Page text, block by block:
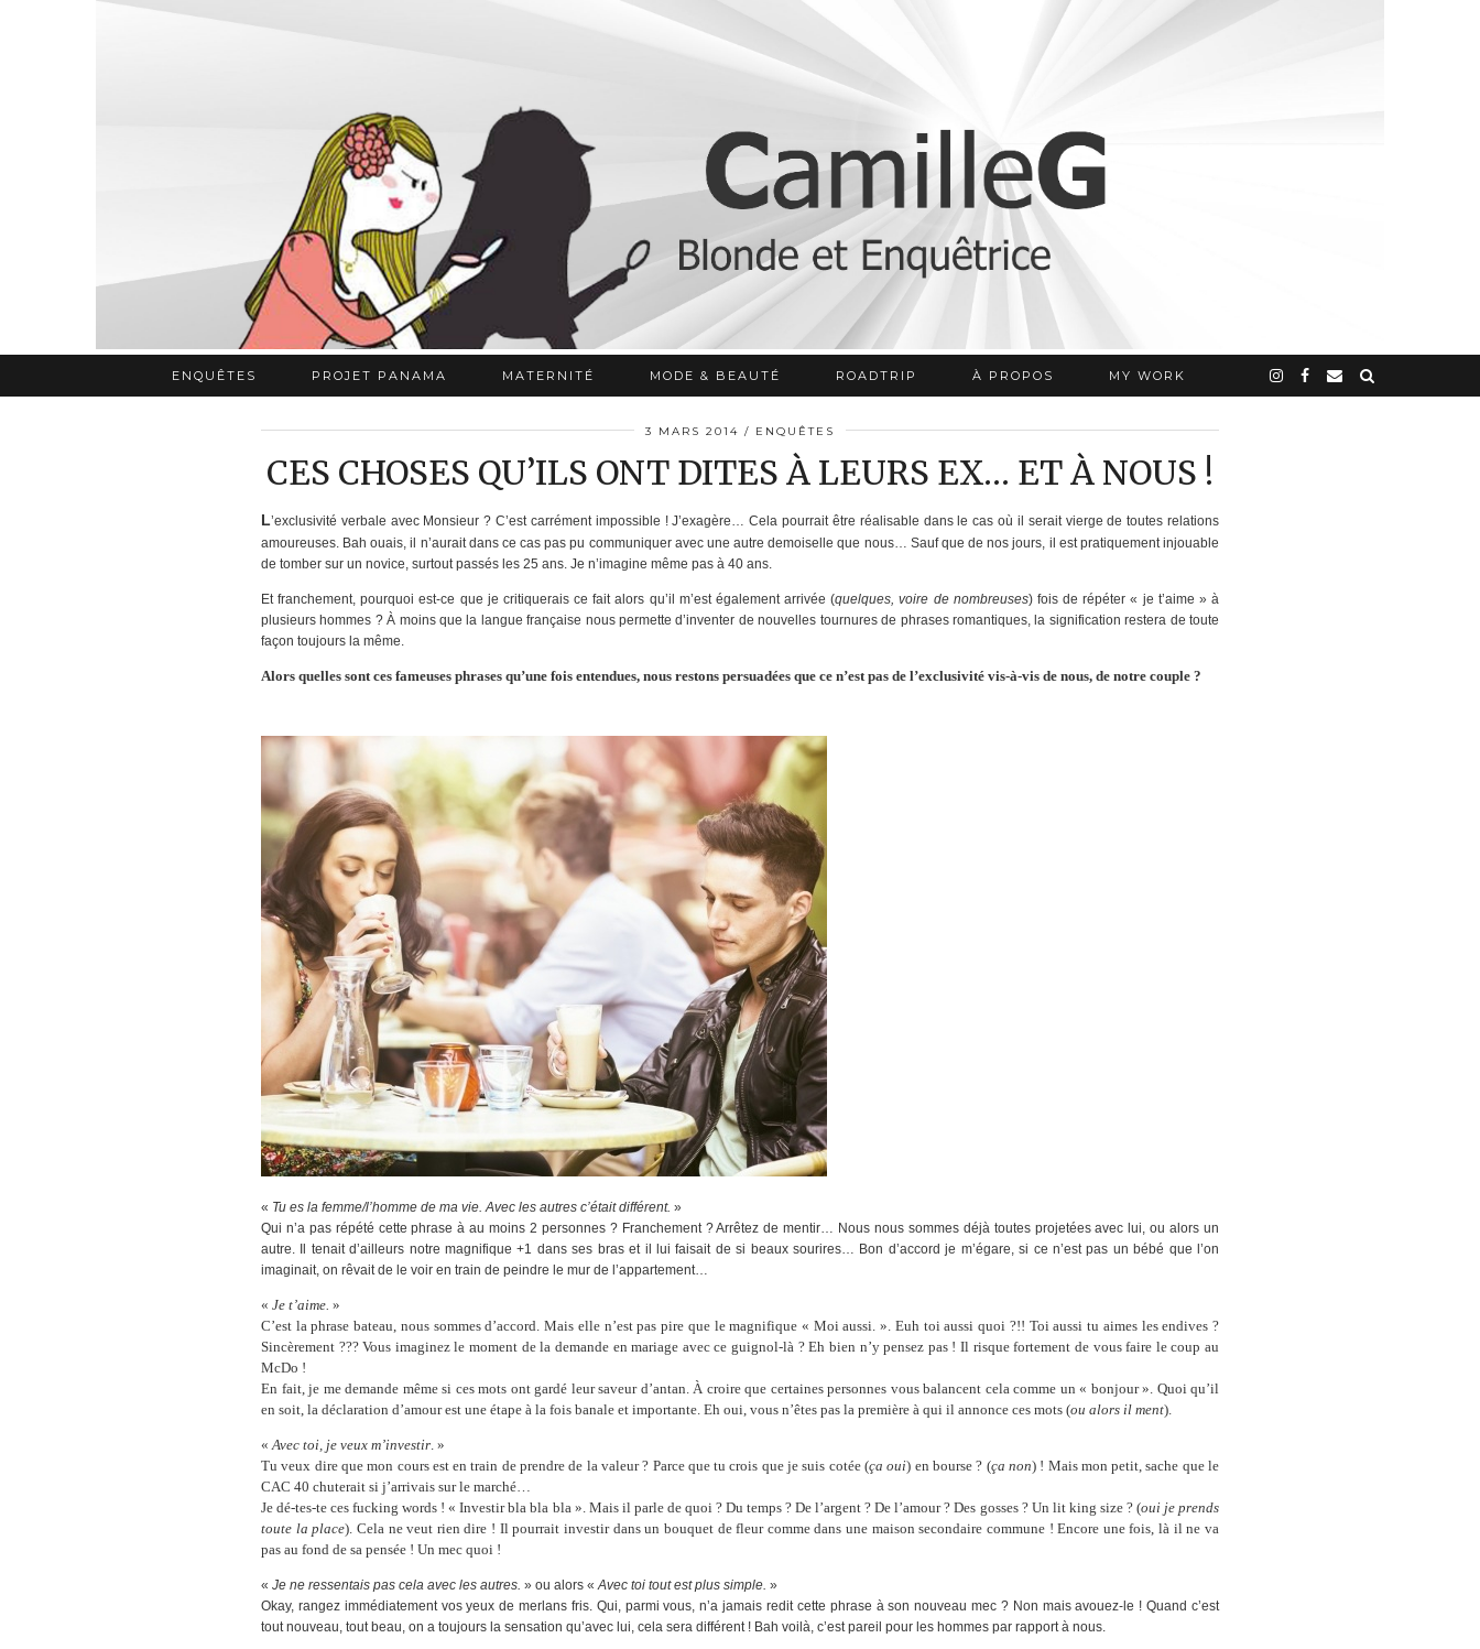
ENQUÊTES PROJET PANAMA MATERNITÉ MODE & BEAUTÉ ROADTRIP À PROPOS MY WORK
3 MARS 2014 ENQUÊTES
CES CHOSES QU’ILS ONT DITES À LEURS EX… ET À NOUS !
L’exclusivité verbale avec Monsieur ? C’est carrément impossible ! J’exagère… Cela pourrait être réalisable dans le cas où il serait vierge de toutes relations
amoureuses. Bah ouais, il n’aurait dans ce cas pas pu communiquer avec une autre demoiselle que nous… Sauf que de nos jours, il est pratiquement injouable
de tomber sur un novice, surtout passés les 25 ans. Je n’imagine même pas à 40 ans.
Et franchement, pourquoi est-ce que je critiquerais ce fait alors qu’il m’est également arrivée (quelques, voire de nombreuses) fois de répéter « je t’aime » à
plusieurs hommes ? À moins que la langue française nous permette d’inventer de nouvelles tournures de phrases romantiques, la signification restera de toute
façon toujours la même.
Alors quelles sont ces fameuses phrases qu’une fois entendues, nous restons persuadées que ce n’est pas de l’exclusivité vis-à-vis de nous, de notre couple ?
« Tu es la femme/l’homme de ma vie. Avec les autres c’était différent. »
Qui n’a pas répété cette phrase à au moins 2 personnes ? Franchement ? Arrêtez de mentir… Nous nous sommes déjà toutes projetées avec lui, ou alors un
autre. Il tenait d’ailleurs notre magnifique +1 dans ses bras et il lui faisait de si beaux sourires… Bon d’accord je m’égare, si ce n’est pas un bébé que l’on
imaginait, on rêvait de le voir en train de peindre le mur de l’appartement…
« Je t’aime. »
C’est la phrase bateau, nous sommes d’accord. Mais elle n’est pas pire que le magnifique « Moi aussi. ». Euh toi aussi quoi ?!! Toi aussi tu aimes les endives ?
Sincèrement ??? Vous imaginez le moment de la demande en mariage avec ce guignol-là ? Eh bien n’y pensez pas ! Il risque fortement de vous faire le coup au
McDo !
En fait, je me demande même si ces mots ont gardé leur saveur d’antan. À croire que certaines personnes vous balancent cela comme un « bonjour ». Quoi qu’il
en soit, la déclaration d’amour est une étape à la fois banale et importante. Eh oui, vous n’êtes pas la première à qui il annonce ces mots (ou alors il ment).
«Avec toi, je veux m’investir. »
Tu veux dire que mon cours est en train de prendre de la valeur ? Parce que tu crois que je suis cotée (ça oui) en bourse ? (ça non) ! Mais mon petit, sache que le
CAC 40 chuterait si j’arrivais sur le marché…
Je dé-tes-te ces fucking words ! « Investir bla bla bla ». Mais il parle de quoi ? Du temps ? De l’argent ? De l’amour ? Des gosses ? Un lit king size ? (oui je prends
toute la place). Cela ne veut rien dire ! Il pourrait investir dans un bouquet de fleur comme dans une maison secondaire commune ! Encore une fois, là il ne va
pas au fond de sa pensée ! Un mec quoi !
« Je ne ressentais pas cela avec les autres. » ou alors «Avec toi tout est plus simple. »
Okay, rangez immédiatement vos yeux de merlans fris. Qui, parmi vous, n’a jamais redit cette phrase à son nouveau mec ? Non mais avouez-le ! Quand c’est
tout nouveau, tout beau, on a toujours la sensation qu’avec lui, cela sera différent ! Bah voilà, c’est pareil pour les hommes par rapport à nous.